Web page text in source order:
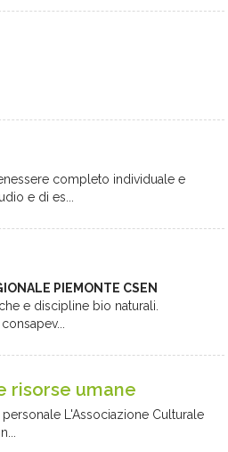
completo individuale e
e di es...
PIEMONTE CSEN
e discipline bio naturali.
risorse umane
L'Associazione Culturale